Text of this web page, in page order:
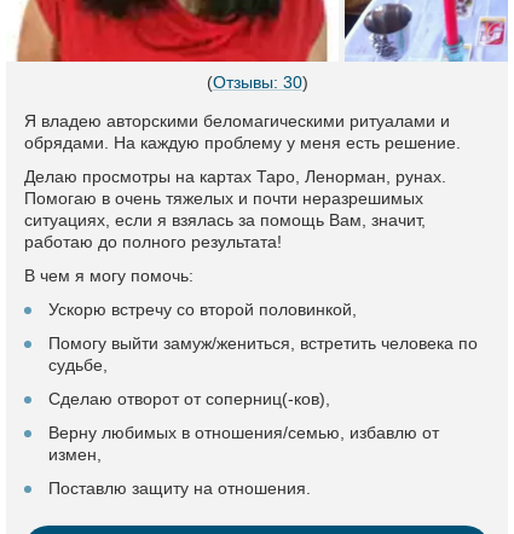
(Отзывы: 30)
Я владею авторскими беломагическими ритуалами и
обрядами. На каждую проблему у меня есть решение.
Делаю просмотры на картах Таро, Ленорман, рунах.
Помогаю в очень тяжелых и почти неразрешимых
ситуациях, если я взялась за помощь Вам, значит,
работаю до полного результата!
В чем я могу помочь:
Ускорю встречу со второй половинкой,
Помогу выйти замуж/жениться, встретить человека по
судьбе,
Сделаю отворот от соперниц(-ков),
Верну любимых в отношения/семью, избавлю от
измен,
Поставлю защиту на отношения.